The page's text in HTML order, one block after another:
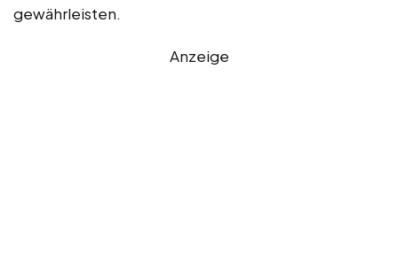
gewährleisten.
Anzeige